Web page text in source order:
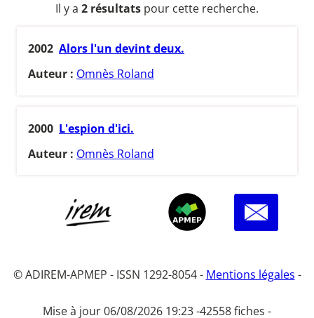
Il y a 2 résultats pour cette recherche.
2002 Alors l'un devint deux.
Auteur : Omnès Roland
2000 L'espion d'ici.
Auteur : Omnès Roland
© ADIREM-APMEP - ISSN 1292-8054 - Mentions légales -
Mise à jour 06/08/2026 19:23 -42558 fiches -